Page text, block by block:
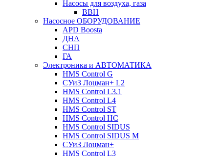
Насосы для воздуха, газа
ВВН
Насосное ОБОРУДОВАНИЕ
APD Boosta
ДНА
СНП
ГА
Электроника и АВТОМАТИКА
HMS Control G
СУиЗ Лоцман+ L2
HMS Control L3.1
HMS Control L4
HMS Control ST
HMS Control HC
HMS Control SIDUS
HMS Control SIDUS M
СУиЗ Лоцман+
HMS Control L3